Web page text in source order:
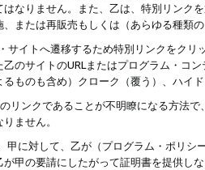
なりません。また、乙は、特別リンク
または再販売もしくは（あらゆる種類
サイトへ遷移するため特別リンクをク
のサイトのURLまたはプログラム・コ
ものも含め）クローク（覆う）、ハイ
リンクであることが不明瞭になる方法
ません。
甲に対して、乙が（プログラム・ポリ
甲の要請にしたがって証明書を提供し